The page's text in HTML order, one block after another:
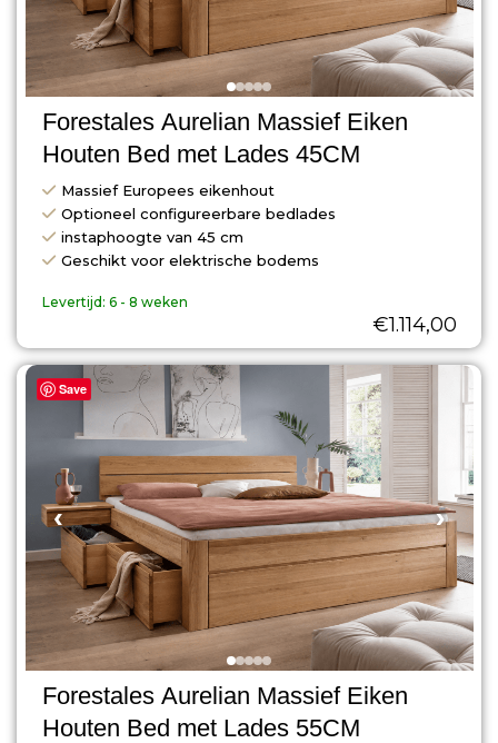
Forestales Aurelian Massief Eiken
Houten Bed met Lades 45CM
Massief Europees eikenhout
Optioneel configureerbare bedlades
instaphoogte van 45 cm
Geschikt voor elektrische bodems
€1.114,00
Levertijd: 6 - 8 weken
Save
‹ ›
Forestales Aurelian Massief Eiken
Houten Bed met Lades 55CM